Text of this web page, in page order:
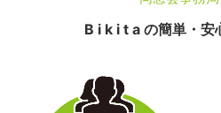
B i k i t a の簡単・安